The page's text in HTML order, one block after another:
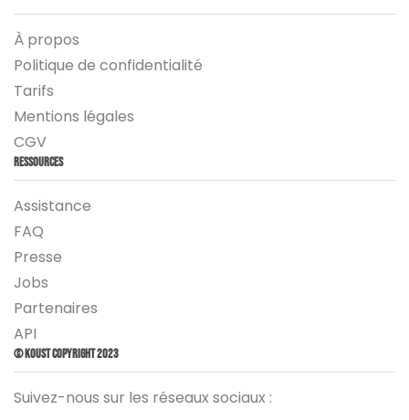
À propos
Politique de confidentialité
Tarifs
Mentions légales
CGV
Ressources
Assistance
FAQ
Presse
Jobs
Partenaires
API
© Koust Copyright 2023
Suivez-nous sur les réseaux sociaux :